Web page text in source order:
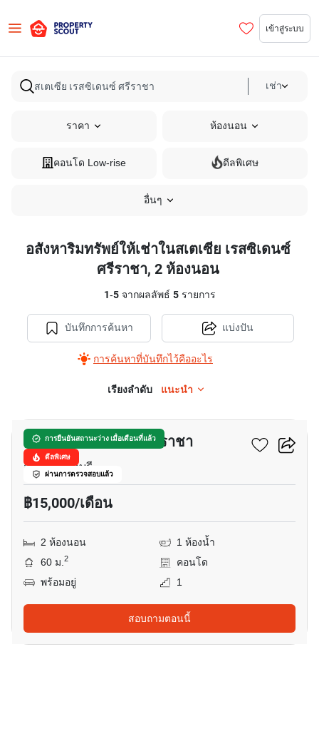
เข้าสู่ระบบ
เช่า
ราคา ห้องนอน
คอนโด Low-rise ดีลพิเศษ
อื่นๆ
อสังหาริมทรัพย์ให้เช่าในสเตเซีย เรสซิเดนซ์
ศรีราชา, 2 ห้องนอน
1-5จากผลลัพธ์ 5รายการ
บันทึกการค้นหา
การค้นหาที่บันทึกไว้คืออะไร
แบ่งปัน
เรียงลำดับ แนะนำ
การยืนยันสถานะว่าง เมื่อเดือนที่แล้ว
ดีลพิเศษ
ผ่านการตรวจสอบแล้ว
สเตเซีย เรสซิเดนซ์ ศรีราชา
สุรศักดิ์, ชลบุรี
฿15,000/เดือน
2 ห้องนอน
1 ห้องน้ำ
60 ม.2
คอนโด
พร้อมอยู่
1
สอบถามตอนนี้